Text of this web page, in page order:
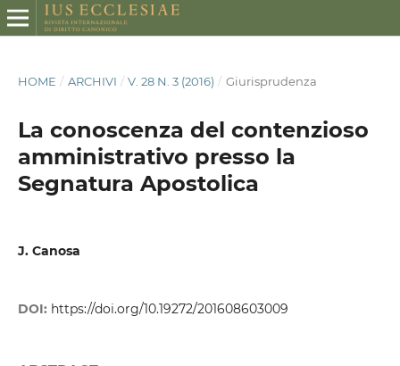
HOME / ARCHIVI / V. 28 N. 3 (2016) / Giurisprudenza
La conoscenza del contenzioso
amministrativo presso la
Segnatura Apostolica
J. Canosa
DOI: https://doi.org/10.19272/201608603009